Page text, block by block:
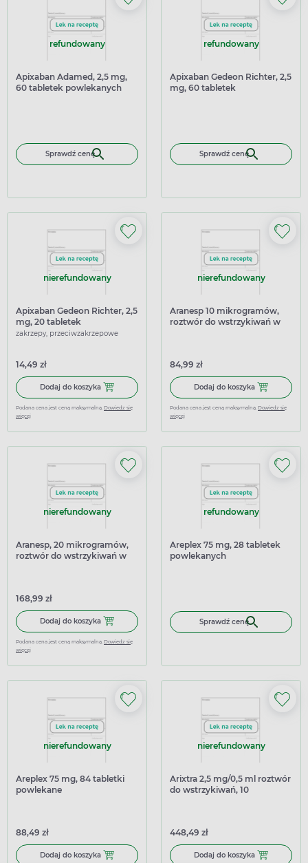
refundowany
Apixaban Adamed, 2,5 mg,
60 tabletek powlekanych
Sprawdź cenę
refundowany
Apixaban Gedeon Richter, 2,5
mg, 60 tabletek
Sprawdź cenę
nierefundowany
Apixaban Gedeon Richter, 2,5
mg, 20 tabletek
powlekanych
zakrzepy, przeciwzakrzepowe
14,49 zł
Dodaj do koszyka Dodaj do koszyka Apixaban Gedeon Richter, 2,5 mg, 20
Podana cena jest ceną maksymalną. Dowiedz się
więcej
nierefundowany
Aranesp 10 mikrogramów,
roztwór do wstrzykiwań w
84,99 zł
Dodaj do koszyka Dodaj do
Podana cena jest ceną maksymalną. Dowiedz się
więcej
nierefundowany
Aranesp, 20 mikrogramów,
roztwór do wstrzykiwań w
168,99 zł
Dodaj do koszyka Dodaj do koszyka Aranesp, 20 mikrogramów, roztwór do
Podana cena jest ceną maksymalną. Dowiedz się
więcej
refundowany
Areplex 75 mg, 28 tabletek
powlekanych
Sprawdź cenę
nierefundowany
Areplex 75 mg, 84 tabletki
powlekane
88,49 zł
Dodaj do koszyka Dodaj do koszyka Areplex 75 mg, 84 tabletki powlekane
nierefundowany
Arixtra 2,5 mg/0,5 ml roztwór
do wstrzykiwań, 10
448,49 zł
Dodaj do koszyka Dodaj do